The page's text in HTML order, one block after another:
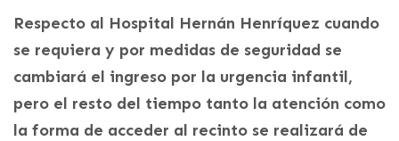
Respecto al Hospital Hernán Henríquez cuando
se requiera y por medidas de seguridad se
cambiará el ingreso por la urgencia infantil,
pero el resto del tiempo tanto la atención como
la forma de acceder al recinto se realizará de